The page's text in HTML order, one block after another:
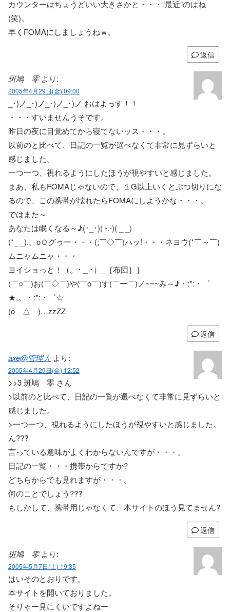
カウンターはちょうどいい大きさかと・・・“最近”のはね
(笑)。
早くFOMAにしましょうねｗ。
返信
斑鳩 零 より:
2005年4月29日(金) 09:00
_･)ノ_･)ノ_･)ノ_･)ノ おはよっす！！
・・・すいませんうそです。
昨日の夜に目覚めてから寝てないッス・・・。
以前のと比べて、日記の一覧が選べなくて非常に見ずらいと
感じました。
一つ一つ、視れるようにしたほうが視やすいと感じました。
まあ、私もFOMAじゃないので、１G以上いくとぶつ切りにな
るので、この携帯が壊れたらFOMAにしようかな・・・。
ではまた～
あなたは眠くなる～♪(･_･)( -.-)( _ _)
(*_ _).。oＯグゥー・・・(;￣◇￣)ハッ!・・・ネヨウ(*￣～￣)
ムニャムニャ・・・
ヨイショっと！（。･＿･）_［布団］］
(￣○￣)お(￣◇￣)や(￣ο￣)す(￣ー￣)ノ~~~み～♪・:*:・゜
★,。・:*:・゜☆
(o＿△＿)…zzZZ
返信
axe@管理人 より:
2005年4月29日(金) 12:52
>>3 斑鳩 零 さん
>以前のと比べて、日記の一覧が選べなくて非常に見ずらいと
感じました。
>一つ一つ、視れるようにしたほうが視やすいと感じました。
ん???
言っている意味がよくわからないんですが・・・。
日記の一覧・・・携帯からですか?
どちらからでも見れますが・・・。
何のことでしょう???
もしかして、携帯用じゃなくて、本サイトのほう見てません?
返信
斑鳩 零 より:
2005年5月7日(土) 19:35
はいそのとおりです。
本サイトを開いておりました。
そりゃー見にくいですよねー